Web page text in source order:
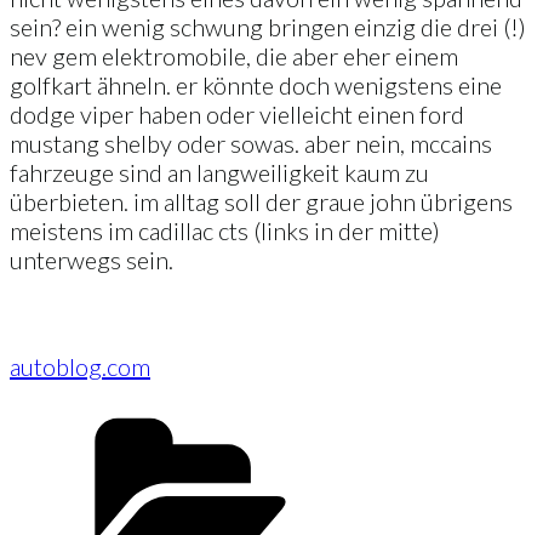
sein? ein wenig schwung bringen einzig die drei (!)
nev gem elektromobile, die aber eher einem
golfkart ähneln. er könnte doch wenigstens eine
dodge viper haben oder vielleicht einen ford
mustang shelby oder sowas. aber nein, mccains
fahrzeuge sind an langweiligkeit kaum zu
überbieten. im alltag soll der graue john übrigens
meistens im cadillac cts (links in der mitte)
unterwegs sein.
autoblog.com